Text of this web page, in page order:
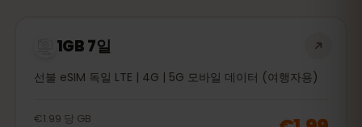
1GB 7일
선불 eSIM 독일 LTE | 4G | 5G 모바일 데이터 (여행자용)
€1.99 당 GB